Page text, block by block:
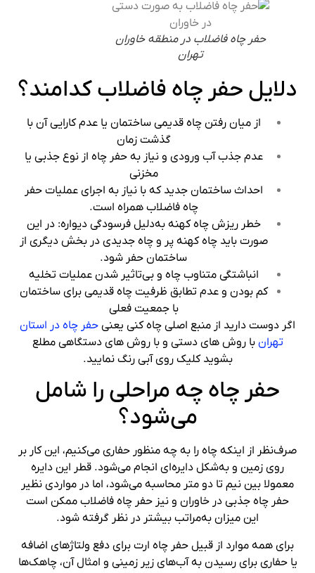
حفر چاه فاضلاب در منطقه خاوران
تهران
دلایل حفر چاه فاضلاب کدامند؟
از میان رفتن چاه قدیمی ساختمان یا عدم کارایی آن با
گذشت زمان
عدم جذب آب ورودی و نیاز به حفر چاه از نوع جذبی یا
مخزنی
احداث ساختمان جدید که با نیاز به اجرای عملیات حفر
چاه فاضلاب همراه است.
خطر ریزش چاه کهنه به‌دلیل فرسودگی دیواره‌: در این
صورت باید چاه کهنه پر و چاه جدیدی در بخش دیگری از
ساختمان حفر شود.
انباشتگی متناوب چاه و بی‌تاثیر شدن عملیات تخلیه
کم بودن و عدم تطابق ظرفیت چاه قدیمی برای ساختمان
با جمعیت فعلی
اگر دوست دارید از منبع اصلی چاه کنی یعنی حفر چاه در استان
تهران با روش های دستی و با روش های دستگاهی مطلع
بشوید کلیک روی آبی رنگ نمایید.
حفر چاه چه مراحلی را شامل
می‌شود؟
صرف‌نظر از اینکه چاه را به چه منظور حفاری می‌کنیم، این کار بر
روی زمین و به‌شکل دایره‌ای انجام می‌شود. قطر این دایره
معمولا بین نیم تا دو متر محاسبه می‌شود، اما در مواردی نظیر
حفر چاه جذبی در خاوران و نیز حفر چاه فاضلاب ممکن است
این میزان به‌مراتب بیشتر در نظر گرفته شود.
برای همه موارد از قبیل حفر چاه ارت برای دفع ولتاژهای اضافه
یا حفاری برای رسیدن به آب‌های زیر زمینی و امثال آن، چاهک‌ها